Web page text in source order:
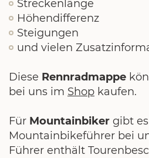
Streckenlänge
Höhendifferenz
Steigungen
und vielen
Diese Rennradmappe
bei uns im Shop kaufen.
Für Mountainbiker gibt
Mountainbikeführer bei
Führer enthält